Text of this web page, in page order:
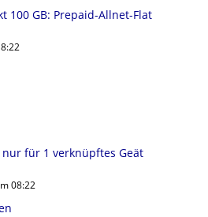
100 GB: Prepaid-Allnet-Flat
für 1 verknüpftes Geät
08:22